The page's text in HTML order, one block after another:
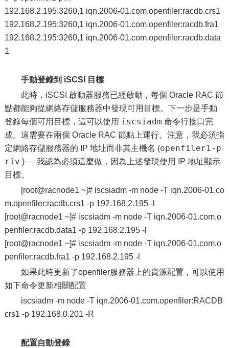
192.168.2.195:3260,1 iqn.2006-01.com.openfiler:racdb.crs1
192.168.2.195:3260,1 iqn.2006-01.com.openfiler:racdb.fra1
192.168.2.195:3260,1 iqn.2006-01.com.openfiler:racdb.data
1
手動登錄到 iSCSI 目標
此時，iSCSI 啟動器服務已經啟動，每個 Oracle RAC 節
點都能夠從網絡存儲服務器中發現可用目標。下一步是手動
登錄每個可用目標，這可以使用 iscsiadm 命令行接口完
成。這需要在兩個 Oracle RAC 節點上運行。注意，我必須指
定網絡存儲服務器的 IP 地址而非其主機名 (openfiler1-p
riv ) — 我認為必須這麼做，因為上述發現使用 IP 地址顯示
目標。
[root@racnode1 ~]# iscsiadm -m node -T iqn.2006-01.co
m.openfiler:racdb.crs1 -p 192.168.2.195 -l
[root@racnode1 ~]# iscsiadm -m node -T iqn.2006-01.com.o
penfiler:racdb.data1 -p 192.168.2.195 -l
[root@racnode1 ~]# iscsiadm -m node -T iqn.2006-01.com.o
penfiler:racdb.fra1 -p 192.168.2.195 -l
如果此時更新了openfiler服務器上的資源配置，可以使用
如下命令更新相關配置
iscsiadm -m node -T iqn.2006-01.com.openfiler:RACDB
crs1 -p 192.168.0.201 -R
配置自動登錄